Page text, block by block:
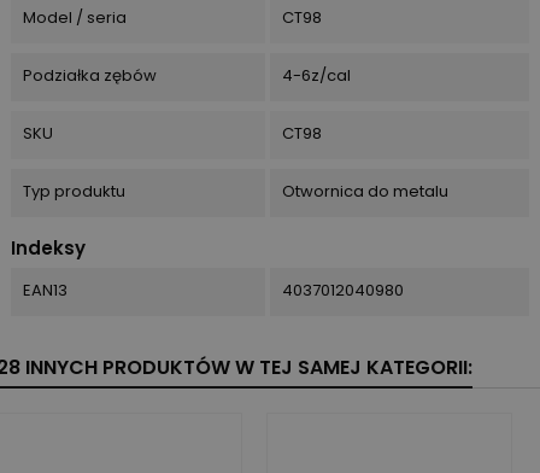
Model / seria CT98
Podziałka zębów 4-6z/cal
SKU CT98
Typ produktu Otwornica do metalu
Indeksy
EAN13 4037012040980
INNYCH PRODUKTÓW W TEJ SAMEJ KATEGORII: